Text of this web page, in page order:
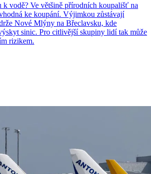
k vodě? Ve většině přírodních koupališť na
ke koupání. Výjimkou zůstávají
Nové Mlýny na Břeclavsku, kde
sinic. Pro citlivější skupiny lidí tak může
rizikem.